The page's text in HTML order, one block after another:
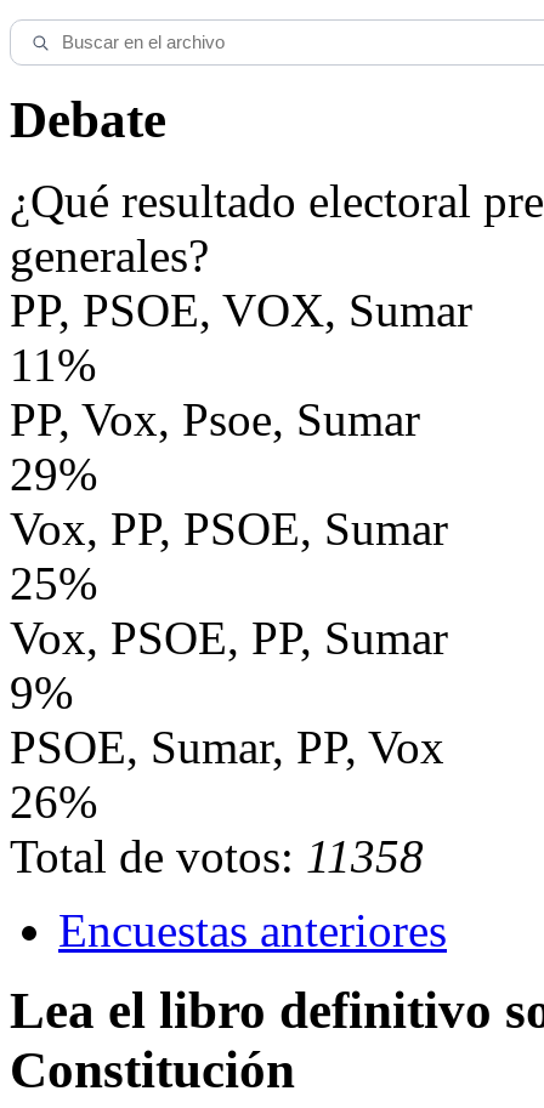
Debate
¿Qué resultado electoral
generales?
PP, PSOE, VOX, Sumar
11%
PP, Vox, Psoe, Sumar
29%
Vox, PP, PSOE, Sumar
25%
Vox, PSOE, PP, Sumar
9%
PSOE, Sumar, PP, Vox
26%
Total de votos: 11358
Encuestas anteriores
Lea el libro definitivo
Constitución